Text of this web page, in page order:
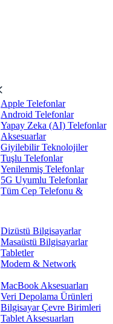
Apple Telefonlar
Android Telefonlar
Yapay Zeka (AI) Telefonlar
Aksesuarlar
Giyilebilir Teknolojiler
Tuşlu Telefonlar
Yenilenmiş Telefonlar
5G Uyumlu Telefonlar
Tüm Cep Telefonu &
Dizüstü Bilgisayarlar
Masaüstü Bilgisayarlar
Tabletler
Modem & Network
MacBook Aksesuarları
Veri Depolama Ürünleri
Bilgisayar Çevre Birimleri
Tablet Aksesuarları